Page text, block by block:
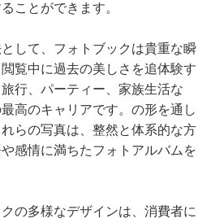
ことができます。
して、フォトブックは貴重な瞬
覧中に過去の美しさを追体験す
行、パーティー、家族生活な
高のキャリアです。の形を通し
れらの写真は、整然と体系的な方
感情に満ちたフォトアルバムを
の多様なデザインは、消費者に